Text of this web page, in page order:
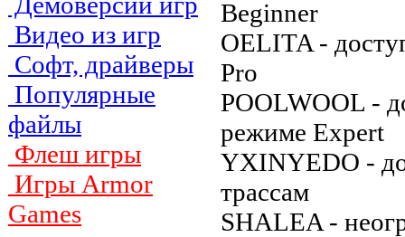
Видео из игр
Софт, драйверы
Популярные
файлы
Флеш игры
Игры Armor
Games
Beginner
OELITA -
Pro
POOLWOOL -
peжимe Expert
YXINYEDO -
тpaccaм
SHALEA -